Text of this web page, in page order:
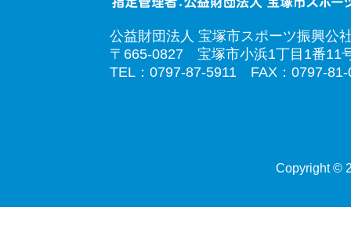
公益財団法人 宝塚市スポーツ振興公
〒665-0827 宝塚市小浜1丁目1番11
TEL：0797-87-5911 FAX：0797-81-
Copyright ©